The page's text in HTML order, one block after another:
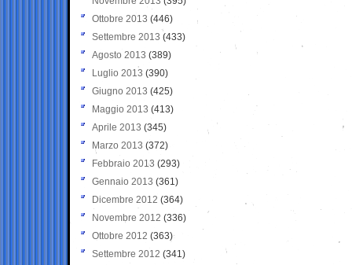
Ottobre 2013 (446)
Settembre 2013 (433)
Agosto 2013 (389)
Luglio 2013 (390)
Giugno 2013 (425)
Maggio 2013 (413)
Aprile 2013 (345)
Marzo 2013 (372)
Febbraio 2013 (293)
Gennaio 2013 (361)
Dicembre 2012 (364)
Novembre 2012 (336)
Ottobre 2012 (363)
Settembre 2012 (341)